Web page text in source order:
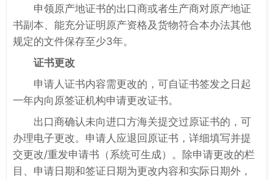
申领原产地证书的出口商或者生产商对原产地证
书副本、能充分证明原产资格及货物符合本办法其他
规定的文件保存至少3年。
证书更改
申请人证书内容需更改的，可自证书签发之日起
一年内向原签证机构申请更改证书。
出口商确认未向进口方海关提交过原证书的，可
办理电子更改。申请人应退回原证书，详细填写并提
交更改/重发申请书（系统可生成）。除申请更改的栏
目、申请日期和签证日期为更改内容和实际日期外，